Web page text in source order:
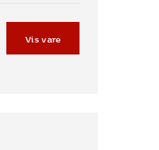
Vis vare